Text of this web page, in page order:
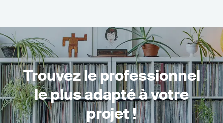
Trouvez le professionnel
le plus adapté à votre
projet !